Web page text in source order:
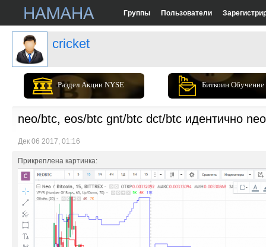
Группы Пользователи
cricket
Раздел Акции NYSE Биткоин Обучение
neo/btc, eos/btc gnt/btc dct/btc идентично neo
Дек 06 2017, 01:16
Прикреплена картинка: